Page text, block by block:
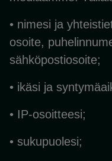
• nimesi ja
osoite,
• ikäsi ja
• IP-osoitteesi;
• sukupuolesi;